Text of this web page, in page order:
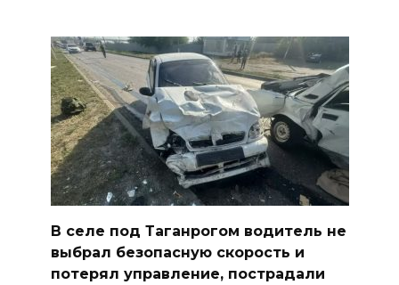
В селе под Таганрогом водитель не
выбрал безопасную скорость и
потерял управление, пострадали